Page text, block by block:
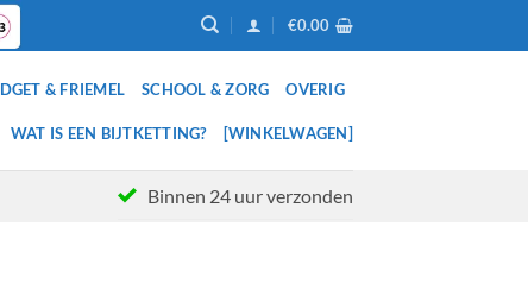
€0.00
& FRIEMEL SCHOOL & ZORG OVERIG
WAT IS EEN BIJTKETTING? [WINKELWAGEN]
Binnen 24 uur verzonden